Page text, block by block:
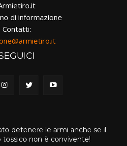
di informazione
Contatti:
detenere le armi anche se il
tossico non è convivente!